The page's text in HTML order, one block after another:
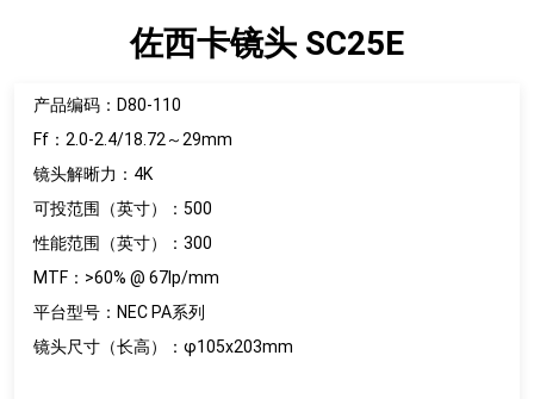
佐西卡镜头 SC25E
产品编码：D80-110
Ff：2.0-2.4/18.72～29mm
镜头解晰力：4K
可投范围（英寸）：500
性能范围（英寸）：300
MTF：>60% @ 67lp/mm
平台型号：NEC PA系列
镜头尺寸（长高）：φ105x203mm